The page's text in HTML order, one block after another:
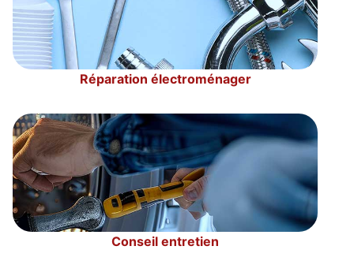
Réparation électroménager
Conseil entretien